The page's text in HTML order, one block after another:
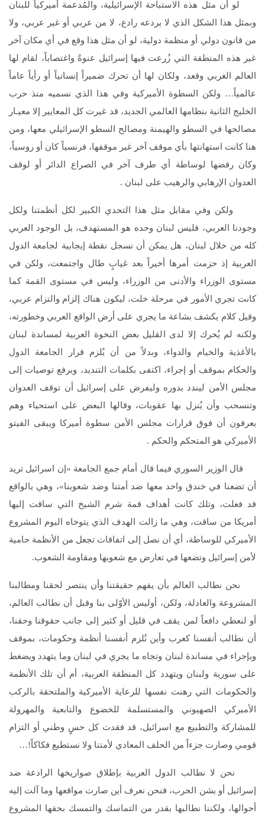
لو أن مثل هذه الاستباحة الإسرائيلية، والمُدعمة أميركياً للبنان
وبمثل هذا الشكل الذي لا يردعه رادع، لا من عربي أو غير عربي، ولا
من قانون دولي أو منظمة دولية، لو أن مثل هذا وقع في أي مكان آخر
غير هذه المنطقة التي زُرعت فيها إسرائيل عنوةً واغتصاباً، لقام لها
العالم الغربي وقعد، ولكان لها أن تحرك ضميراً إنسانياً أو رأياً عاماً
عالمياً… ولكن السطوة الأميركية وفي هذا الذي نسميه منذ حرب
الخليج الثانية بنظامها العالمي الجديد، قد غيرت كل المعايير إلا معیـار
مصالحها في السطو والهيمنة ومصالح السطو الإسرائيلي معها، ومن
هنا كانت استهانتها بأي موقف آخر غير موقفها، فرنسياً كان أو روسياً،
وكان رفضها لوساطة أي طرف آخر في الصراع الدائر أو لوقف
العدوان الإرهابي والرهيب على لبنان .
ولكن وفي مقابل مثل هذا التحدي الكبير لكل أنظمتنا ولكل
وجودنا العربي، فليس لبنان وحده هو المستهدف، بل الوجود العربي
كله من خلال لبنان، هل يمكن أن نسجل نقطة إيجابية لجامعة الدول
العربية إذ حزمت أمرها أخيراً بعد غيابٍ طال واجتمعت، ولكن في
مستوى الوزراء والأدنى من الوزراء، وليس في مستوى القمة كما
كانت تجري الأمور في مرحلة خلت، ليكون هناك إلزام والتزام عربي،
وقيل كلام يكشف بشاعة ما يجري على أرض الواقع العربي وخطورته،
ولكنه لم يُحرك إلا لدى القليل بعض النخوة العربية لمساندة لبنان
بالأغذية والخيام والدواء، وبدلاً من أن يُلزم قرار الجامعة الدول
والحكام بموقف أو إجراء، اكتفى بكلمات التنديد، وبرفع توصيات إلى
مجلس الأمن ليندد بدوره وليفرض على إسرائيل أن توقف العدوان
وتنسحب وأن يُنزل بها عقوبات، وقالها البعض على استحياء وهم
يعرفون أن فوق قرارات مجلس الأمن سطوة أميركا ويبقى الفيتو
الأميركي هو المتحكم والحكم .
قال الوزير السوري فيما قال أمام جمع الجامعة «إن اسرائيل تريد
أن تضعنا في خندق واحد معها ضد أمتنا وضد شعوبنا»، وهي بالواقع
قد فعلت، وتلك كانت أهداف قمة شرم الشيخ التي ساقت إليها
أمريكا من ساقت، وهي ما زالت الهدف الذي يتوخاه اليوم المشروع
الأميركي للوساطة، أي أن نصل إلى اتفاقات تجعل من الأنظمة حامية
لأمن إسرائيل وتضعها في تعارض مع شعوبها ومقاومة الشعوب.
نحن نطالب العالم بأن يفهم حقيقتنا وأن ينتصر لحقنا ومطالبنا
المشروعة والعادلة، ولكن، أوليس الأوّلى بنا وقبل أن نطالب العالم،
أو لنعطي دافعاً لمن يقف في قليل أو كثير إلى جانب حقوقنا وحقنا،
أن نطالب أنفسنا كعرب وأين نُلزم أنفسنا أنظمة وحكومات، بموقف
وبإجراء في مساندة لبنان وتجاه ما يجري في لبنان وما يتهدد ويضغط
على سورية ولبنان ويتهدد كل المنطقة العربية، أم أن تلك الأنظمة
والحكومات التي رهنت نفسها للرعاية الأميركية والملتحقة بالركب
الأميركي الصهيوني والمستسلمة للخضوع والتابعية والمهرولة
للمشاركة والتطبيع مع اسرائيل، قد فقدت كل حسٍ وطني أو التزام
قومي وصارت جزءاً من الحلف المعادي لأمتنا ولا نستطيع فكاكاً!…
نحن لا نطالب الدول العربية بإطلاق صواريخها الرادعة ضد
إسرائيل أو بشن الحرب، فنحن نعرف أين صارت مواقعها وما آلت إليه
أحوالها، ولكننا نطالبها بقدر من التماسك والتمسك بحقها المشروع